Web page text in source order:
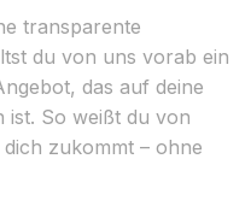
transparente
du von uns vorab ein
das auf deine
ist. So weißt du von
zukommt – ohne